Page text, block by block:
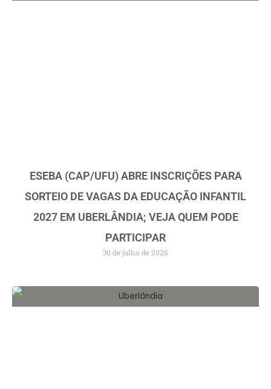
ESEBA (CAP/UFU) ABRE INSCRIÇÕES PARA
SORTEIO DE VAGAS DA EDUCAÇÃO INFANTIL
2027 EM UBERLÂNDIA; VEJA QUEM PODE
PARTICIPAR
30 de julho de 2026